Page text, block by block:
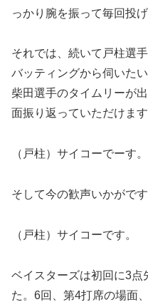
っかり腕を振って毎回投
それでは、続いて戸柱選
バッティングから伺いた
柴田選手のタイムリーが
面振り返っていただけます
（戸柱）サイコーでーす。
そして今の歓声いかがです
（戸柱）サイコーです。
ベイスターズは初回に3点
た。6回、第4打席の場面